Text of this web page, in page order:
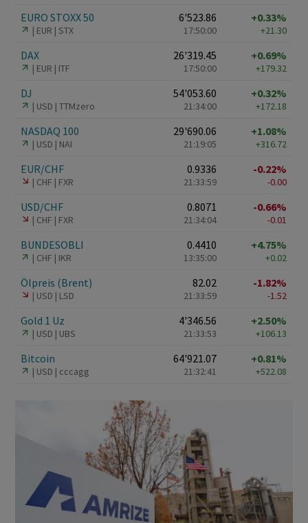
EURO STOXX 50
EUR STX
6'523.86
17:50:00
+0.33%
+21.30
DAX
EUR ITF
26'319.45
17:50:00
+0.69%
+179.32
DJ
USD TTMzero
54'053.60
21:34:00
+0.32%
+172.18
NASDAQ 100
USD NAI
29'690.06
21:19:05
+1.08%
+316.72
EUR/CHF
CHF FXR
0.9336
21:33:59
-0.22%
-0.00
USD/CHF
CHF FXR
0.8071
21:34:04
-0.66%
-0.01
BUNDESOBLI
CHF IKR
0.4410
13:35:00
+4.75%
+0.02
Ölpreis (Brent)
USD LSD
82.02
21:33:59
-1.82%
-1.52
Gold 1 Uz
USD UBS
4'346.56
21:33:53
+2.50%
+106.13
Bitcoin
USD cccagg
64'921.07
21:32:41
+0.81%
+522.08